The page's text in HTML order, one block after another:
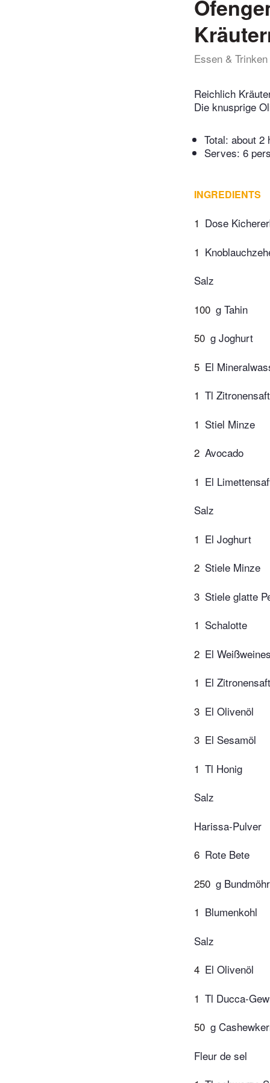
Essen & Trinken
Reichlich
Die knusprige
Total: about 2
Serves: 6
INGREDIENTS
1 Dose
1
Salz
100 g Tahin
50 g Joghurt
5 El
1 Tl Zitronensaft
1 Stiel Minze
2 Avocado
1 El
Salz
1 El Joghurt
2 Stiele Minze
3 Stiele glatte
1 Schalotte
2 El
1 El Zitronensaft
3 El Olivenöl
3 El Sesamöl
1 Tl Honig
Salz
Harissa-Pulver
6 Rote Bete
250 g
1 Blumenkohl
Salz
4 El Olivenöl
1 Tl Ducca-
50 g
Fleur de sel